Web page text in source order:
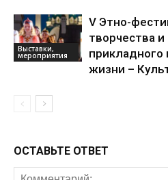
Выставки,
мероприятия
V Этно-
творчества
прикладного
жизни –
ОСТАВЬТЕ ОТВЕТ